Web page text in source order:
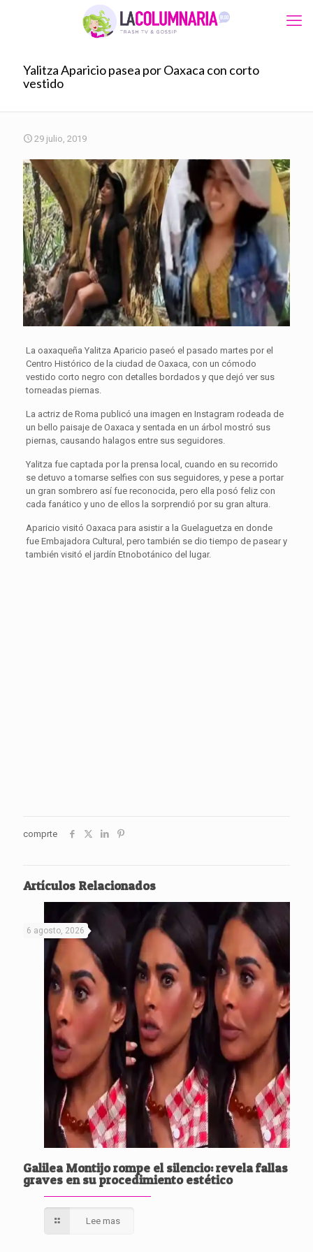
Yalitza Aparicio pasea por Oaxaca con corto
vestido
29 julio, 2019
La oaxaqueña Yalitza Aparicio paseó el pasado martes por el
Centro Histórico de la ciudad de Oaxaca, con un cómodo
vestido corto negro con detalles bordados y que dejó ver sus
torneadas piernas.
La actriz de Roma publicó una imagen en Instagram rodeada de
un bello paisaje de Oaxaca y sentada en un árbol mostró sus
piernas, causando halagos entre sus seguidores.
Yalitza fue captada por la prensa local, cuando en su recorrido
se detuvo a tomarse selfies con sus seguidores, y pese a portar
un gran sombrero así fue reconocida, pero ella posó feliz con
cada fanático y uno de ellos la sorprendió por su gran altura.
Aparicio visitó Oaxaca para asistir a la Guelaguetza en donde
fue Embajadora Cultural, pero también se dio tiempo de pasear y
también visitó el jardín Etnobotánico del lugar.
comprte
Artículos Relacionados
6 agosto, 2026
Galilea Montijo rompe el silencio: revela fallas
graves en su procedimiento estético
Lee mas